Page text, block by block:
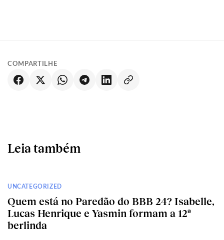
COMPARTILHE
Leia também
UNCATEGORIZED
Quem está no Paredão do BBB 24? Isabelle,
Lucas Henrique e Yasmin formam a 12ª
berlinda